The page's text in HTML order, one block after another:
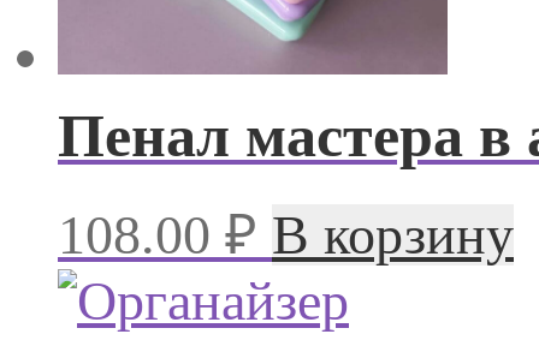
Пенал мастера в
108.00 ₽ В корзину